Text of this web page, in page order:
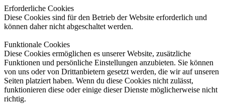
Erforderliche Cookies
Diese Cookies sind für den Betrieb der Website erforderlich und
können daher nicht abgeschaltet werden.
Funktionale Cookies
Diese Cookies ermöglichen es unserer Website, zusätzliche
Funktionen und persönliche Einstellungen anzubieten. Sie können
von uns oder von Drittanbietern gesetzt werden, die wir auf unseren
Seiten platziert haben. Wenn du diese Cookies nicht zulässt,
funktionieren diese oder einige dieser Dienste möglicherweise nicht
richtig.